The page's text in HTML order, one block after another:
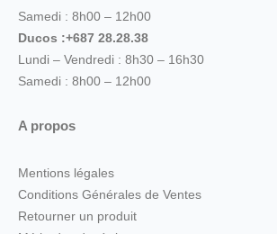
Samedi : 8h00 – 12h00
Ducos :+687 28.28.38
Lundi – Vendredi : 8h30 – 16h30
Samedi : 8h00 – 12h00
A propos
Mentions légales
Conditions Générales de Ventes
Retourner un produit